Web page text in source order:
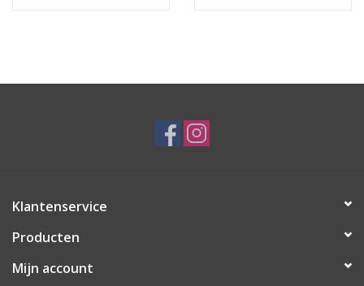
Klantenservice
Producten
Mijn account